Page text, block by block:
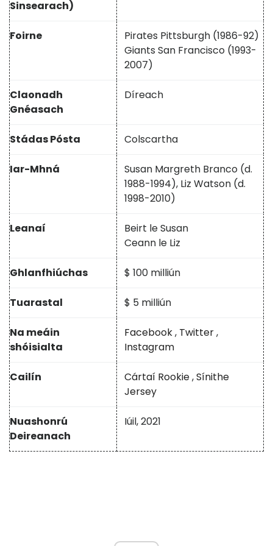
Sinsearach)
Foirne
Pirates Pittsburgh (1986-92)
Giants San Francisco (1993-
2007)
Claonadh
Gnéasach
Díreach
Stádas Pósta Colscartha
Iar-Mhná
Susan Margreth Branco (d.
1988-1994), Liz Watson (d.
1998-2010)
Leanaí
Beirt le Susan
Ceann le Liz
Ghlanfhiúchas $ 100 milliún
Tuarastal $ 5 milliún
Na meáin
shóisialta
Facebook, Twitter,
Instagram
Cailín Cártaí Rookie,Sínithe
Jersey
Nuashonrú
Deireanach
Iúil, 2021